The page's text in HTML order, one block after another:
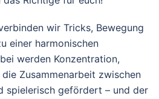
wir Tricks, Bewegung
einer harmonischen
werden Konzentration,
Zusammenarbeit zwischen
spielerisch gefördert – und der